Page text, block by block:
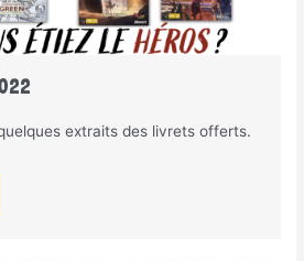
extraits des livrets offerts.